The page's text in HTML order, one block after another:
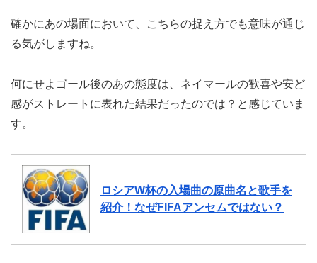
確かにあの場面において、こちらの捉え方でも意味が通じ
る気がしますね。
何にせよゴール後のあの態度は、ネイマールの歓喜や安ど
感がストレートに表れた結果だったのでは？と感じていま
す。
ロシアW杯の入場曲の原曲名と歌手を
紹介！なぜFIFAアンセムではない？